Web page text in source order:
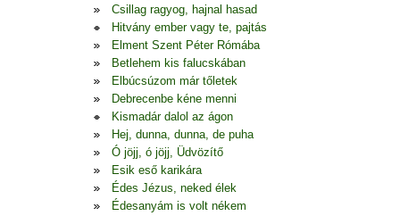
Csillag ragyog, hajnal hasad
Hitvány ember vagy te, pajtás
Elment Szent Péter Rómába
Betlehem kis falucskában
Elbúcsúzom már tőletek
Debrecenbe kéne menni
Kismadár dalol az ágon
Hej, dunna, dunna, de puha
Ó jöjj, ó jöjj, Üdvözítő
Esik eső karikára
Édes Jézus, neked élek
Édesanyám is volt nékem